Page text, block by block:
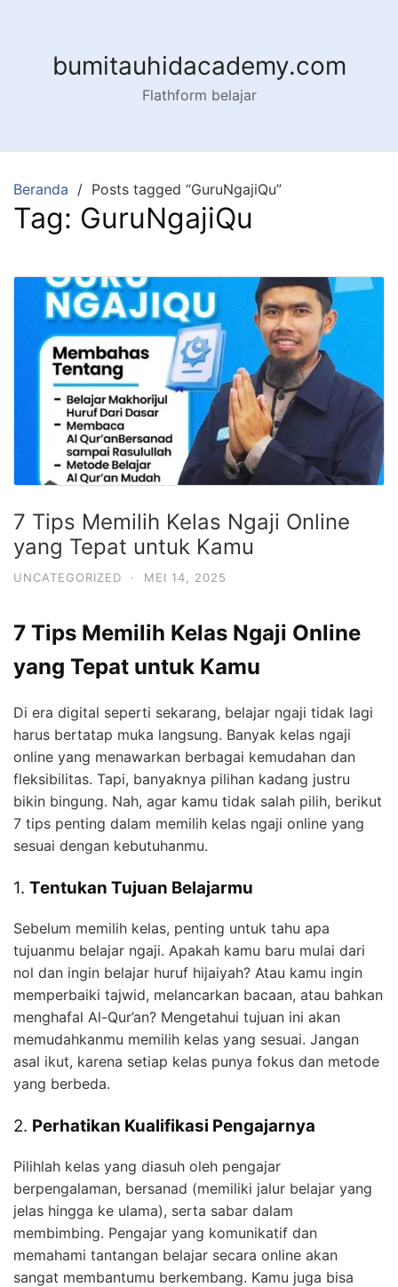
bumitauhidacademy.com
Flathform belajar
Beranda Posts tagged “GuruNgajiQu”
Tag: GuruNgajiQu
7 Tips Memilih Kelas Ngaji Online
yang Tepat untuk Kamu
UNCATEGORIZED · MEI 14, 2025
7 Tips Memilih Kelas Ngaji Online
yang Tepat untuk Kamu
Di era digital seperti sekarang, belajar ngaji tidak lagi
harus bertatap muka langsung. Banyak kelas ngaji
online yang menawarkan berbagai kemudahan dan
fleksibilitas. Tapi, banyaknya pilihan kadang justru
bikin bingung. Nah, agar kamu tidak salah pilih, berikut
7 tips penting dalam memilih kelas ngaji online yang
sesuai dengan kebutuhanmu.
1. Tentukan Tujuan Belajarmu
Sebelum memilih kelas, penting untuk tahu apa
tujuanmu belajar ngaji. Apakah kamu baru mulai dari
nol dan ingin belajar huruf hijaiyah? Atau kamu ingin
memperbaiki tajwid, melancarkan bacaan, atau bahkan
menghafal Al-Qur’an? Mengetahui tujuan ini akan
memudahkanmu memilih kelas yang sesuai. Jangan
asal ikut, karena setiap kelas punya fokus dan metode
yang berbeda.
2. Perhatikan Kualifikasi Pengajarnya
Pilihlah kelas yang diasuh oleh pengajar
berpengalaman, bersanad (memiliki jalur belajar yang
jelas hingga ke ulama), serta sabar dalam
membimbing. Pengajar yang komunikatif dan
memahami tantangan belajar secara online akan
sangat membantumu berkembang. Kamu juga bisa